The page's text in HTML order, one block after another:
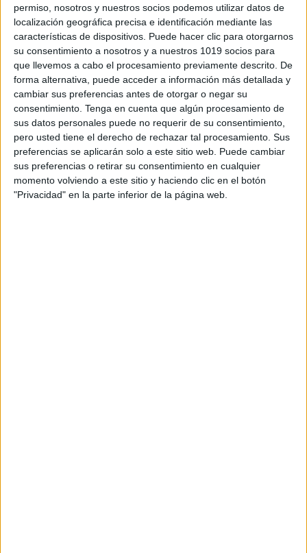
permiso, nosotros y nuestros socios podemos utilizar datos de
localización geográfica precisa e identificación mediante las
características de dispositivos. Puede hacer clic para otorgarnos
su consentimiento a nosotros y a nuestros 1019 socios para
que llevemos a cabo el procesamiento previamente descrito. De
forma alternativa, puede acceder a información más detallada y
cambiar sus preferencias antes de otorgar o negar su
consentimiento. Tenga en cuenta que algún procesamiento de
sus datos personales puede no requerir de su consentimiento,
pero usted tiene el derecho de rechazar tal procesamiento. Sus
preferencias se aplicarán solo a este sitio web. Puede cambiar
sus preferencias o retirar su consentimiento en cualquier
momento volviendo a este sitio y haciendo clic en el botón
"Privacidad" en la parte inferior de la página web.
Deja una respuesta
Tu dirección de correo electrónico no
será publicada. Los campos obligatorios
están marcados con*
Comentario*